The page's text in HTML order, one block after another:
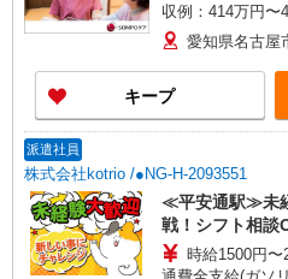
収例：414万円〜463万円 【准看
274,300円〜
【賞与】あり（年2回） ※月給は職務
がい向上手当、
月平均的に支払われ
経験により異な
年支給
愛知県名古屋
キープ
派遣社員
株式会社kotrio /●NG-H-2093551
≪平安通駅≫未
戦！シフト相談
時給1500円